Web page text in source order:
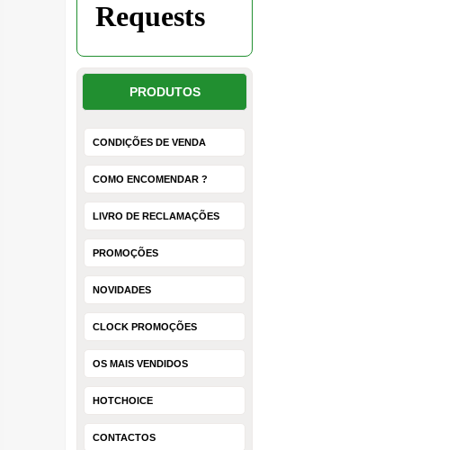
PRODUTOS
CONDIÇÕES DE VENDA
COMO ENCOMENDAR ?
LIVRO DE RECLAMAÇÕES
PROMOÇÕES
NOVIDADES
CLOCK PROMOÇÕES
OS MAIS VENDIDOS
HOTCHOICE
CONTACTOS